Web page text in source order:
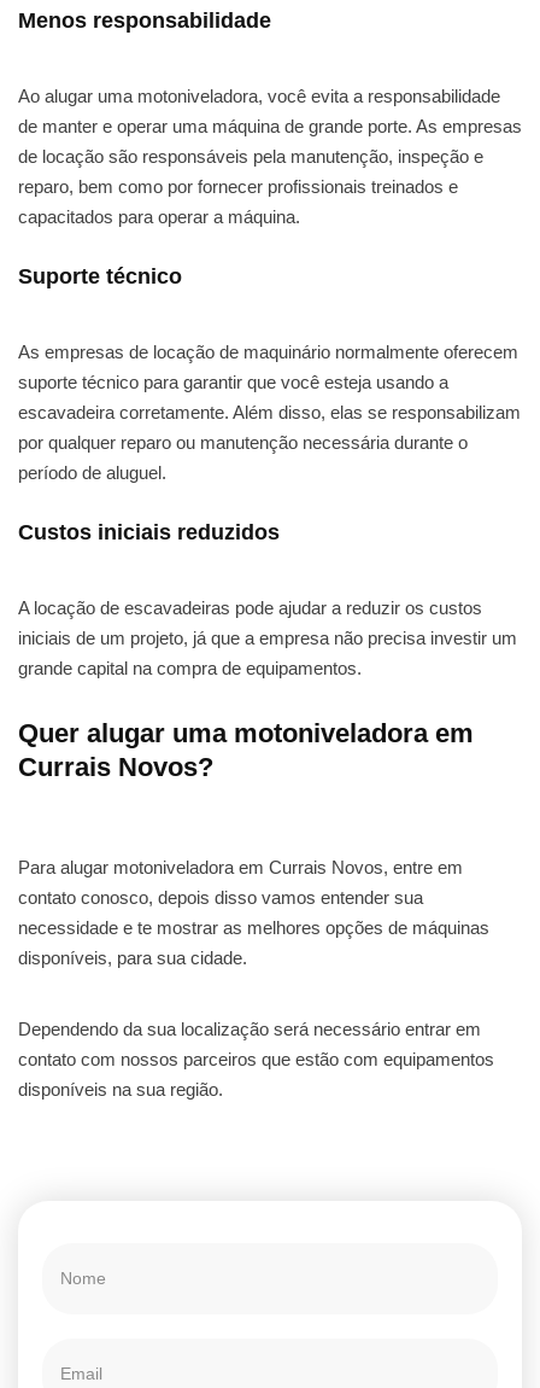
Menos responsabilidade
Ao alugar uma motoniveladora, você evita a responsabilidade
de manter e operar uma máquina de grande porte. As empresas
de locação são responsáveis pela manutenção, inspeção e
reparo, bem como por fornecer profissionais treinados e
capacitados para operar a máquina.
Suporte técnico
As empresas de locação de maquinário normalmente oferecem
suporte técnico para garantir que você esteja usando a
escavadeira corretamente. Além disso, elas se responsabilizam
por qualquer reparo ou manutenção necessária durante o
período de aluguel.
Custos iniciais reduzidos
A locação de escavadeiras pode ajudar a reduzir os custos
iniciais de um projeto, já que a empresa não precisa investir um
grande capital na compra de equipamentos.
Quer alugar uma motoniveladora em
Currais Novos?
Para alugar motoniveladora em Currais Novos, entre em
contato conosco, depois disso vamos entender sua
necessidade e te mostrar as melhores opções de máquinas
disponíveis, para sua cidade.
Dependendo da sua localização será necessário entrar em
contato com nossos parceiros que estão com equipamentos
disponíveis na sua região.